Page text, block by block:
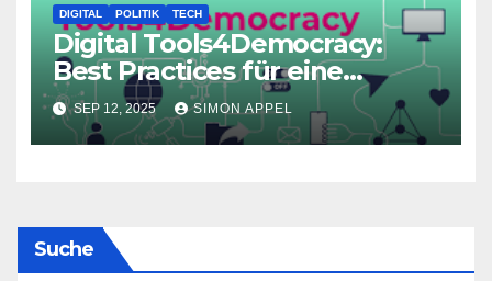
DIGITAL POLITIK TECH
Digital Tools4Democracy:
Best Practices für eine
wehrhafte Demokratie
SEP 12, 2025 SIMON APPEL
Suche